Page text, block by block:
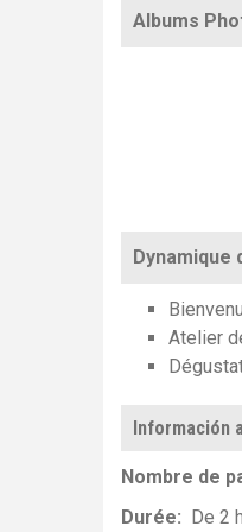
Albums
Dynamique
Atelier
Información
Nombre de
Durée
De 2